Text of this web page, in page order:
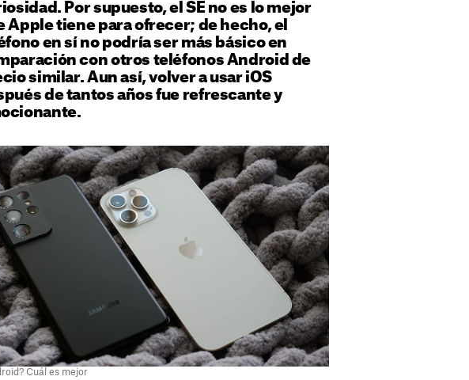
Por supuesto, el SE no es lo mejor
Apple tiene para ofrecer; de hecho, el
en sí no podría ser más básico en
con otros teléfonos Android de
similar. Aun así, volver a usar iOS
de tantos años fue refrescante y
Cuál es mejor